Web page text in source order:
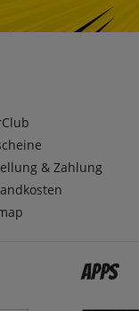
& Zahlung
Apps